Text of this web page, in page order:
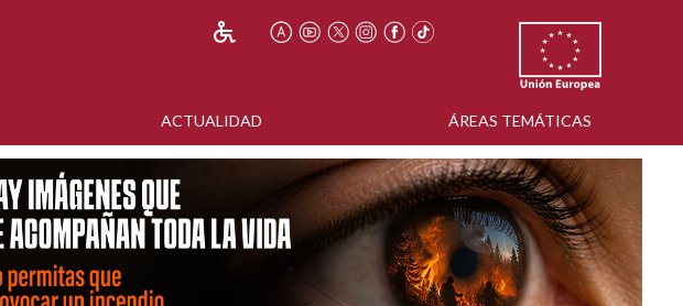
ACTUALIDAD ÁREAS TEMÁTICAS